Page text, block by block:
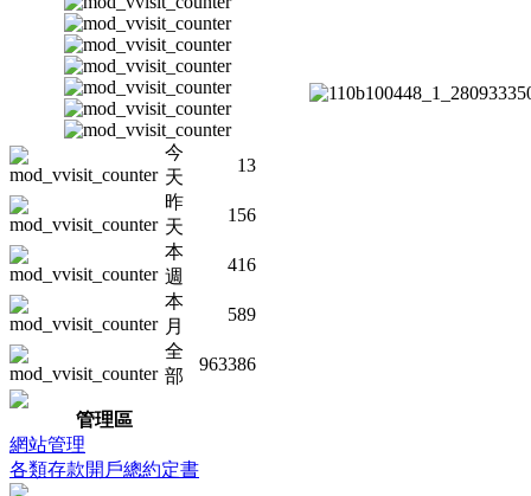
今
天
13
昨
天
156
本
週
416
本
月
589
全
部
963386
管理區
網站管理
各類存款開戶總約定書